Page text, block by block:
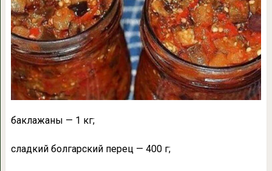
баклажаны — 1 кг;
сладкий болгарский перец — 400 г;